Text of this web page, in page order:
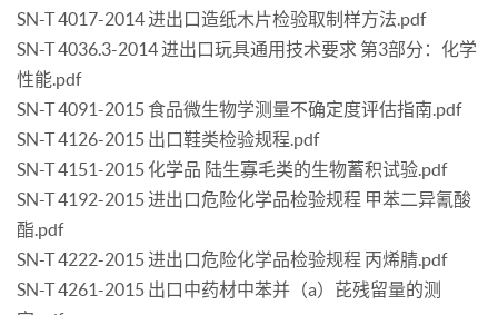
SN-T 4017-2014 进出口造纸木片检验取制样方法.pdf
SN-T 4036.3-2014 进出口玩具通用技术要求 第3部分：化学
性能.pdf
SN-T 4091-2015 食品微生物学测量不确定度评估指南.pdf
SN-T 4126-2015 出口鞋类检验规程.pdf
SN-T 4151-2015 化学品 陆生寡毛类的生物蓄积试验.pdf
SN-T 4192-2015 进出口危险化学品检验规程 甲苯二异氰酸
酯.pdf
SN-T 4222-2015 进出口危险化学品检验规程 丙烯腈.pdf
SN-T 4261-2015 出口中药材中苯并（a）芘残留量的测